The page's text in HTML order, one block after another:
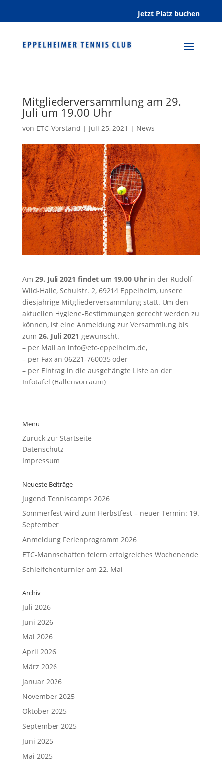
Jetzt Platz buchen
Mitgliederversammlung am 29.
Juli um 19.00 Uhr
von ETC-Vorstand | Juli 25, 2021 | News
Am 29. Juli 2021 findet um 19.00 Uhrin der Rudolf-
Wild-Halle, Schulstr. 2, 69214 Eppelheim, unsere
diesjährige Mitgliederversammlung statt. Um den
aktuellen Hygiene-Bestimmungen gerecht werden zu
können, ist eine Anmeldung zur Versammlung bis
zum 26. Juli 2021 gewünscht.
– per Mail an info@etc-eppelheim.de,
– per Fax an 06221-760035 oder
– per Eintrag in die ausgehängte Liste an der
Infotafel (Hallenvorraum)
Menü
Zurück zur Startseite
Datenschutz
Impressum
Neueste Beiträge
Jugend Tenniscamps 2026
Sommerfest wird zum Herbstfest – neuer Termin: 19.
September
Anmeldung Ferienprogramm 2026
ETC-Mannschaften feiern erfolgreiches Wochenende
Schleifchenturnier am 22. Mai
Archiv
Juli 2026
Juni 2026
Mai 2026
April 2026
März 2026
Januar 2026
November 2025
Oktober 2025
September 2025
Juni 2025
Mai 2025